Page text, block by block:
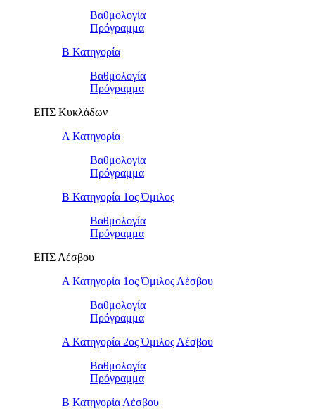
Βαθμολογία
Πρόγραμμα
Β Κατηγορία
Βαθμολογία
Πρόγραμμα
ΕΠΣ Κυκλάδων
Α Κατηγορία
Βαθμολογία
Πρόγραμμα
Β Κατηγορία 1ος Όμιλος
Βαθμολογία
Πρόγραμμα
ΕΠΣ Λέσβου
Α Κατηγορία 1ος Όμιλος Λέσβου
Βαθμολογία
Πρόγραμμα
Α Κατηγορία 2ος Όμιλος Λέσβου
Βαθμολογία
Πρόγραμμα
B Κατηγορία Λέσβου